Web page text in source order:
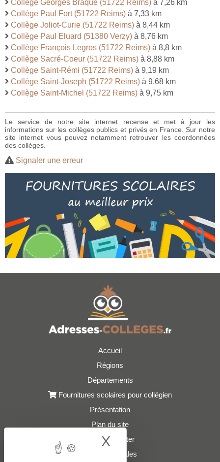
Collège Georges Braque (51722 Reims) à 7,26 km
Collège Paul Fort (51722 Reims) à 7,33 km
Collège Joliot-Curie (51722 Reims) à 8,44 km
Collège Paul Eluard (51380 Verzy) à 8,76 km
Collège François Legros (51722 Reims) à 8,8 km
Collège Sacré-Coeur (51722 Reims) à 8,88 km
Collège Saint-Rémi (51722 Reims) à 9,19 km
Collège Saint-Joseph (51722 Reims) à 9,68 km
Collège Saint-Michel (51722 Reims) à 9,75 km
Le service de notre site internet recense et met à jour les
informations sur les collèges publics et privés en France. Sur notre
site internet vous pouvez notamment retrouver les coordonnées
des collèges.
Signaler une erreur
Accueil
Régions
Départements
Fournitures scolaires pour collégien
Présentation
Plan du site
Nous contacter
Mentions légales
X Hide cookie